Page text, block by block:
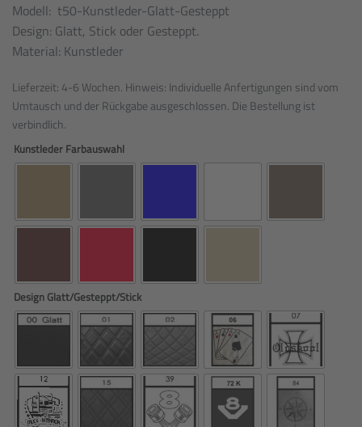
Modell: t50-Kunstleder-Glatt-Gesteppt
Design: Glatt, Stick oder Gesteppt.
Material: Kunstleder
Lieferzeit: 4-6 Wochen. Hinweis: Individuelle Anfertigungen sind vom
Umtausch und der Rückgabe ausgeschlossen. Die Bestellung ist
verbindlich.
Kunstleder Farbauswahl
Design Glatt/Gesteppt/Stick